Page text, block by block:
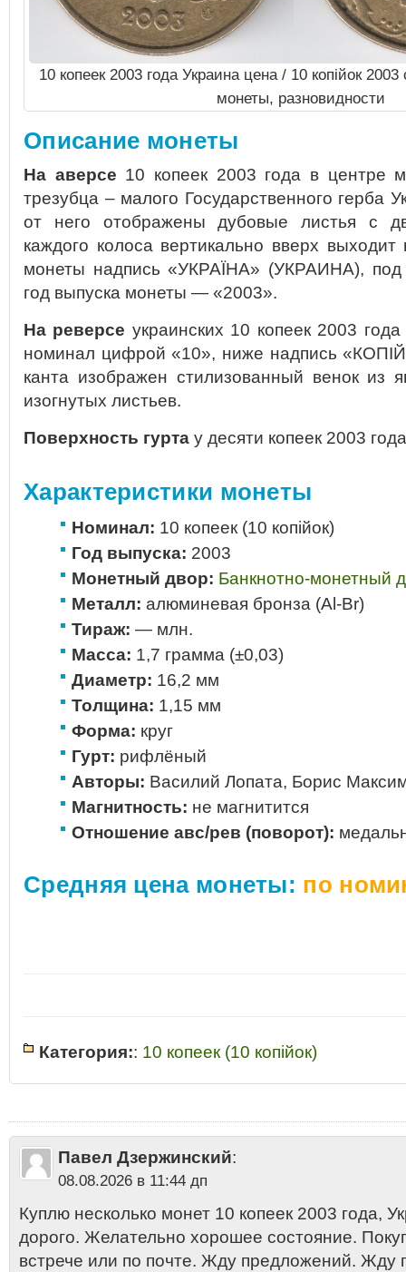
10 копеек 2003 года Украина цена / 10 копiйок
монеты, разновидности
Описание монеты
На аверсе 10 копеек 2003 года в центре
трезубца – малого Государственного герба
от него отображены дубовые листья с
каждого колоса вертикально вверх
монеты надпись «УКРАЇНА» (УКРАИНА), под
год выпуска монеты — «2003».
На реверсе украинских 10 копеек 2003
номинал цифрой «10», ниже надпись
канта изображен стилизованный венок из
изогнутых листьев.
Поверхность гурта у десяти копеек 2003
Характеристики монеты
Номинал: 10 копеек (10 копiйок)
Год выпуска: 2003
Монетный двор: Банкнотно-монетный
Металл: алюминевая бронза (Al-Br)
Тираж: — млн.
Масса: 1,7 грамма (±0,03)
Диаметр: 16,2 мм
Толщина: 1,15 мм
Форма: круг
Гурт: рифлёный
Авторы: Василий Лопата, Борис
Магнитность: не магнитится
Отношение авс/рев (поворот):
Средняя цена монеты: по
Категория:: 10 копеек (10 копiйок)
Украины 2003 года цена 2013•10 копеек Украины 2003 купить•10
стоимость 10 копеек Украины 2003 года
Павел Дзержинский:
08.08.2026 в 11:44 дп
Куплю несколько монет 10 копеек 2003 года,
дорого. Желательно хорошее состояние.
встрече или по почте. Жду предложений. Жду